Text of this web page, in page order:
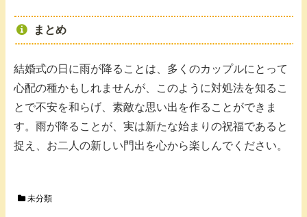
まとめ
結婚式の日に雨が降ることは、多くのカップルにとって
心配の種かもしれませんが、このように対処法を知るこ
とで不安を和らげ、素敵な思い出を作ることができま
す。雨が降ることが、実は新たな始まりの祝福であると
捉え、お二人の新しい門出を心から楽しんでください。
未分類